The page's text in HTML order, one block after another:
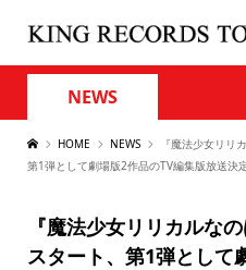
NEWS
HOME NEWS
『魔法少女リリ
第1弾として劇場版2作品のTV編集版放送決
『魔法少女リリカルな
スタート、第1弾として